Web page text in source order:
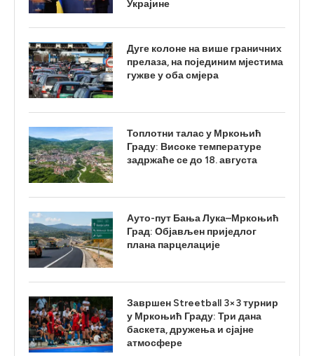
Украјине
Дуге колоне на више граничних
прелаза, на појединим мјестима
гужве у оба смјера
Топлотни талас у Мркоњић
Граду: Високе температуре
задржаће се до 18. августа
Ауто-пут Бања Лука–Мркоњић
Град: Објављен приједлог
плана парцелације
Завршен Streetball 3×3 турнир
у Мркоњић Граду: Три дана
баскета, дружења и сјајне
атмосфере